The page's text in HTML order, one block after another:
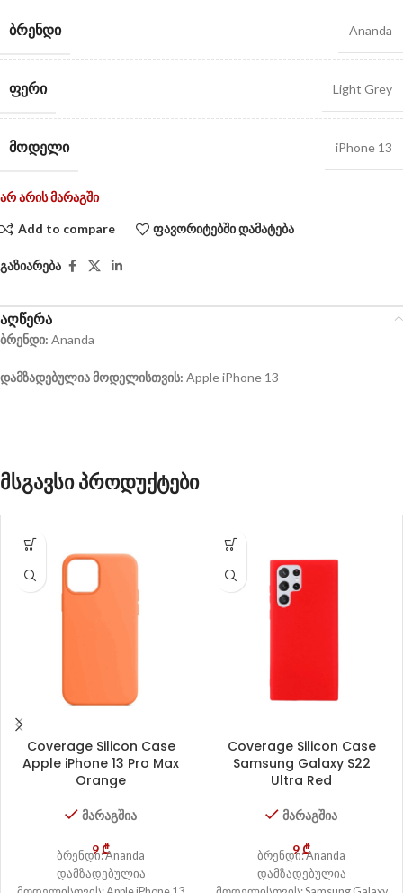
ᲑᲠᲔᲜᲓᲘ Ananda
ᲤᲔᲠᲘ Light Grey
ᲛᲝᲓᲔᲚᲘ iPhone 13
არ არის მარაგში
Add to compare ფავორიტებში დამატება
გაზიარება
აღწერა
ბრენდი: Ananda
დამზადებულია მოდელისთვის: Apple iPhone 13
მსგავსი პროდუქტები
Coverage Silicon Case
Apple iPhone 13 Pro Max
Orange
მარაგშია
9₾
ბრენდი: Ananda
დამზადებულია
Coverage Silicon Case
Samsung Galaxy S22
Ultra Red
მარაგშია
9₾
ბრენდი: Ananda
დამზადებულია